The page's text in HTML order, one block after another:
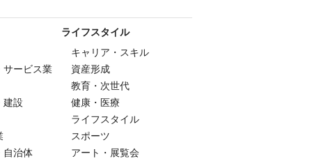
サービス業
建設
自治体
ライフスタイル
キャリア・スキル
資産形成
教育・次世代
健康・医療
ライフスタイル
スポーツ
アート・展覧会